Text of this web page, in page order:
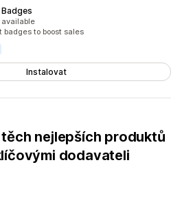
154
available
badges to boost sales
Instalovat
nejlepších produktů
dodavateli